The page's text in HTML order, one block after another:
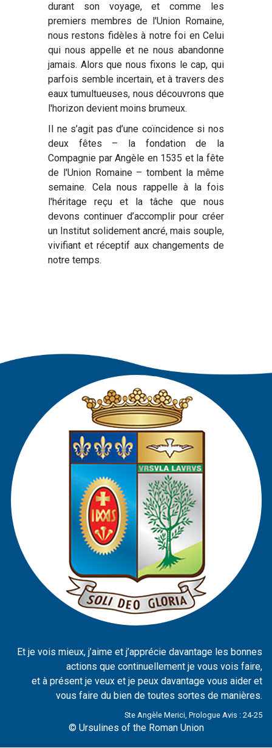
durant son voyage, et comme les
premiers membres de l'Union Romaine,
nous restons fidèles à notre foi en Celui
qui nous appelle et ne nous abandonne
jamais. Alors que nous fixons le cap, qui
parfois semble incertain, et à travers des
eaux tumultueuses, nous découvrons que
l'horizon devient moins brumeux.
Il ne s’agit pas d’une coïncidence si nos
deux fêtes – la fondation de la
Compagnie par Angèle en 1535 et la fête
de l'Union Romaine – tombent la même
semaine. Cela nous rappelle à la fois
l'héritage reçu et la tâche que nous
devons continuer d’accomplir pour créer
un Institut solidement ancré, mais souple,
vivifiant et réceptif aux changements de
notre temps.
Et je vois mieux, j’aime et j’apprécie davantage les bonnes
actions que continuellement je vous vois faire,
et à présent je veux et je peux davantage vous aider et
vous faire du bien de toutes sortes de manières.
Ste Angèle Merici, Prologue Avis : 24-25
© Ursulines of the Roman Union